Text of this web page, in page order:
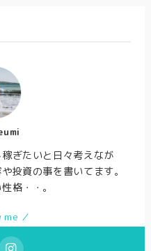
ぎたいと日々考えなが
投資の事を書いてます。
格・・。
me ／